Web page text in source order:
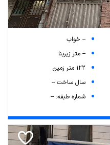
-- خواب
-- متر زیربنا
122 متر زمین
سال ساخت --
شماره طبقه: --